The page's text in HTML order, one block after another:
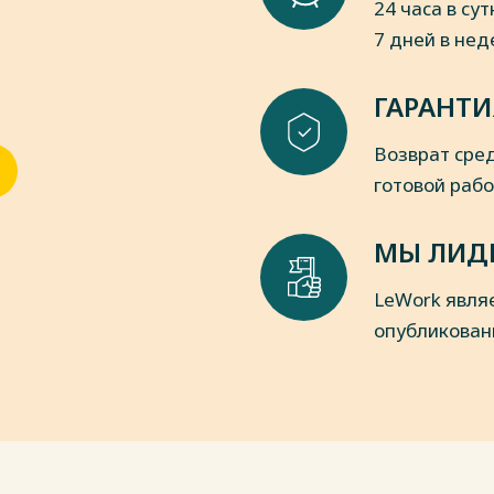
службе РФ». М.: Деловой
служба. М.: ТК Велби, Проспект,
24 часа в
7 дней в
Возврат
готовой
МЫ
LeWork